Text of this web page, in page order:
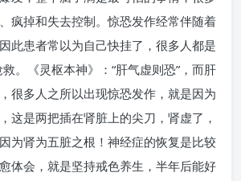
疯掉和失去控制。惊恐发作经常伴随着
此患者常以为自己快挂了，很多人都是
。《灵枢本神》：“肝气虚则恐”，而肝
很多人之所以出现惊恐发作，就是因为
这是两把插在肾脏上的尖刀，肾虚了，
为肾为五脏之根！神经症的恢复是比较
体会，就是坚持戒色养生，半年后能好